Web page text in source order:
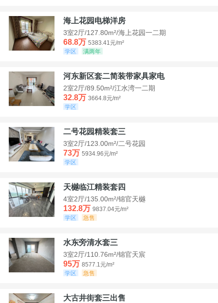
海上花园电梯洋房
3室2厅/127.80m²/海上花园一二期
68.8万 5383.41元/m²
学区
满两年
河东新区套二简装带家具家电
2室2厅/89.50m²/江水湾一二期
32.8万 3664.8元/m²
学区
二号花园精装套三
3室2厅/123.00m²/二号花园
73万 5934.96元/m²
学区
天樾临江精装套四
4室2厅/135.00m²/锦官天樾
132.8万 9837.04元/m²
学区
急售
水东旁清水套三
3室2厅/110.76m²/锦官天宸
95万 8577.1元/m²
学区
急售
大古井街套三出售